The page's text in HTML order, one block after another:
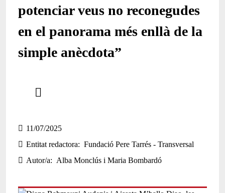
potenciar veus no reconegudes
en el panorama més enllà de la
simple anècdota”
11/07/2025
Entitat redactora
Fundació Pere Tarrés - Transversal
Autor/a
Alba Monclús i Maria Bombardó